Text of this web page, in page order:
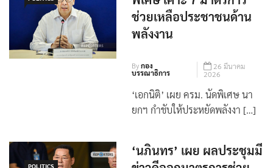
POLITICS
‘เอกนิติ’ เผย ครม. นัด
พิเศษ เคาะ 7 มาตรการ
ช่วยเหลือประชาชนด้าน
พลังงาน
Byกอง
บรรณาธิการ
26 มีนาคม
2026